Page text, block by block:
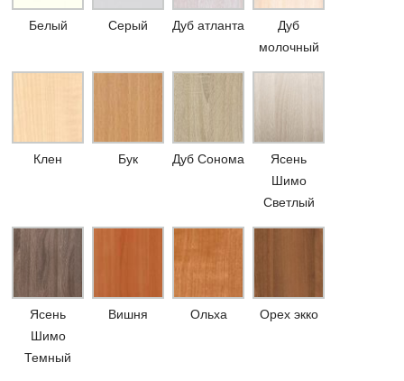
Белый Серый Дуб атланта
Дуб
молочный
Клен Бук Дуб Сонома
Ясень
Шимо
Светлый
Ясень
Шимо
Темный
Вишня Ольха Орех экко